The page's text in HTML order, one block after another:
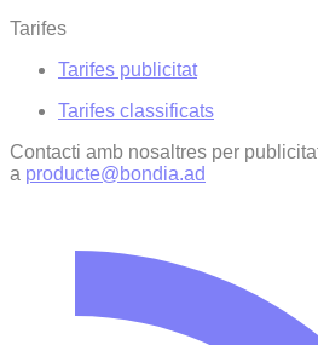
Tarifes
Tarifes publicitat
Tarifes classificats
Contacti amb nosaltres per
a producte@bondia.ad